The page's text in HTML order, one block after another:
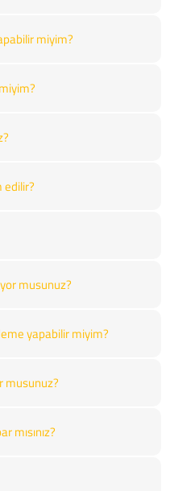
miyim?
edilir?
musunuz?
yapabilir miyim?
musunuz?
mısınız?